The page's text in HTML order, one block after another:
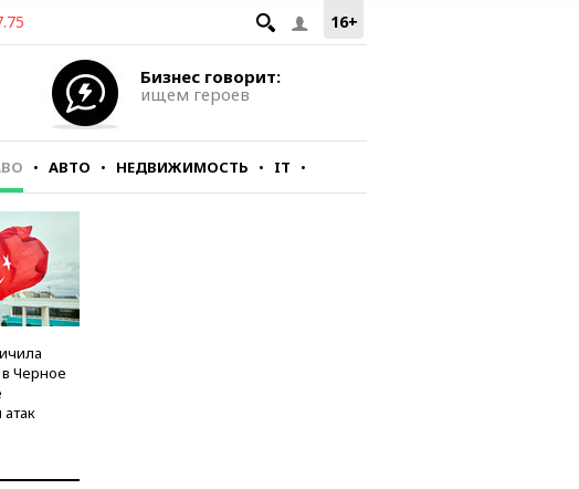
16+
Бизнес говорит:
ищем героев
АВТО НЕДВИЖИМОСТЬ IT
Черное